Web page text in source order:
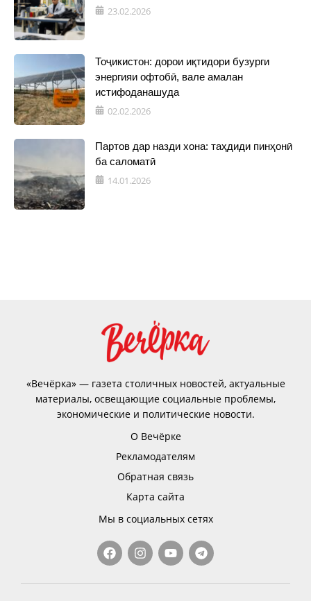
23.02.2026
Тоҷикистон: дорои иқтидори бузурги
энергияи офтобӣ, вале амалан
истифоданашуда
02.02.2026
Партов дар назди хона: таҳдиди пинҳонӣ
ба саломатӣ
14.01.2026
«Вечёрка» — газета столичных новостей, актуальные
материалы, освещающие социальные проблемы,
экономические и политические новости.
О Вечёрке
Рекламодателям
Обратная связь
Карта сайта
Мы в социальных сетях